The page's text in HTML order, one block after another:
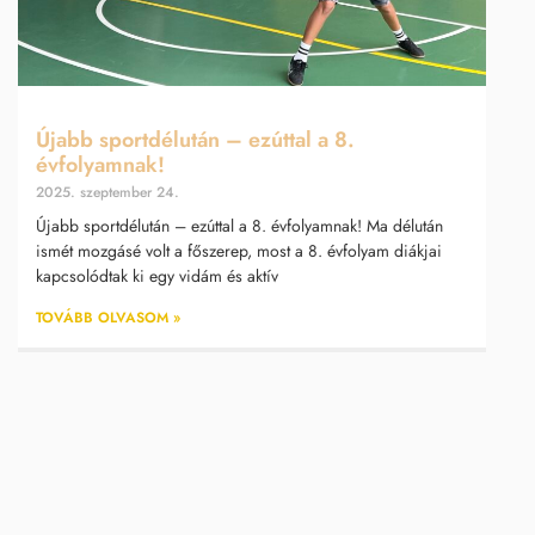
Újabb sportdélután – ezúttal a 8.
évfolyamnak!
2025. szeptember 24.
Újabb sportdélután – ezúttal a 8. évfolyamnak! Ma délután
ismét mozgásé volt a főszerep, most a 8. évfolyam diákjai
kapcsolódtak ki egy vidám és aktív
TOVÁBB OLVASOM »